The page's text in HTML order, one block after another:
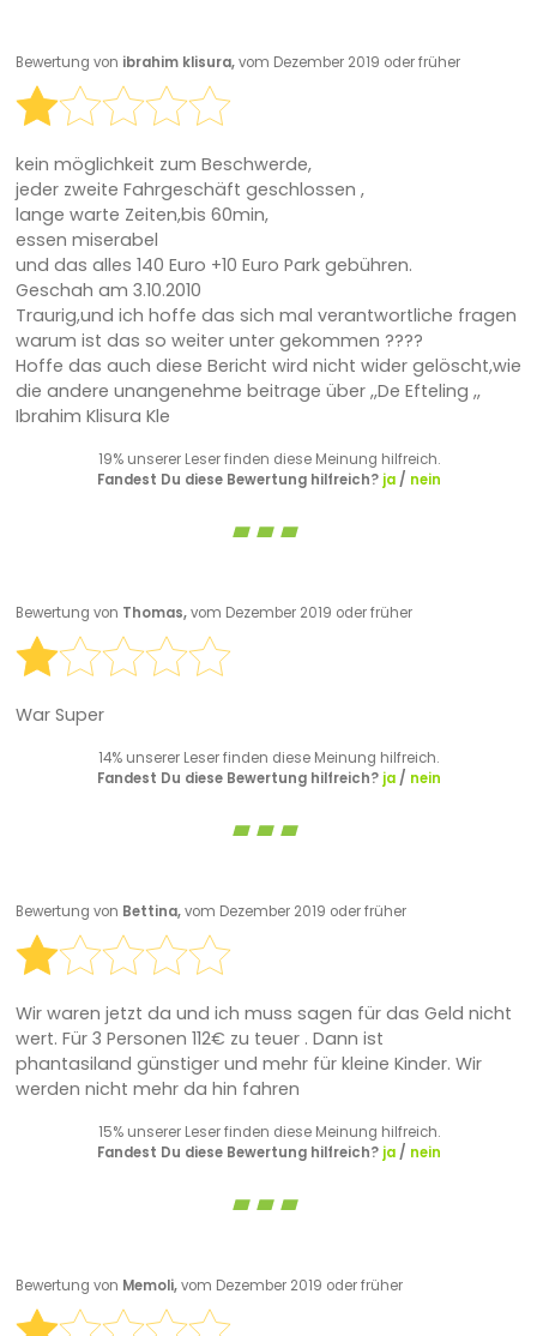
Bewertung von ibrahim klisura,vom Dezember 2019 oder früher
kein möglichkeit zum Beschwerde,
jeder zweite Fahrgeschäft geschlossen ,
lange warte Zeiten,bis 60min,
essen miserabel
und das alles 140 Euro +10 Euro Park gebühren.
Geschah am 3.10.2010
Traurig,und ich hoffe das sich mal verantwortliche fragen
warum ist das so weiter unter gekommen ????
Hoffe das auch diese Bericht wird nicht wider gelöscht,wie
die andere unangenehme beitrage über ,,De Efteling ,,
Ibrahim Klisura Kle
19% unserer Leser finden diese Meinung hilfreich.
Fandest Du diese Bewertung hilfreich? ja/ nein
Bewertung von Thomas,vom Dezember 2019 oder früher
War Super
14% unserer Leser finden diese Meinung hilfreich.
Fandest Du diese Bewertung hilfreich? ja/ nein
Bewertung von Bettina,vom Dezember 2019 oder früher
Wir waren jetzt da und ich muss sagen für das Geld nicht
wert. Für 3 Personen 112€ zu teuer . Dann ist
phantasiland günstiger und mehr für kleine Kinder. Wir
werden nicht mehr da hin fahren
15% unserer Leser finden diese Meinung hilfreich.
Fandest Du diese Bewertung hilfreich? ja/ nein
Bewertung von Memoli,vom Dezember 2019 oder früher